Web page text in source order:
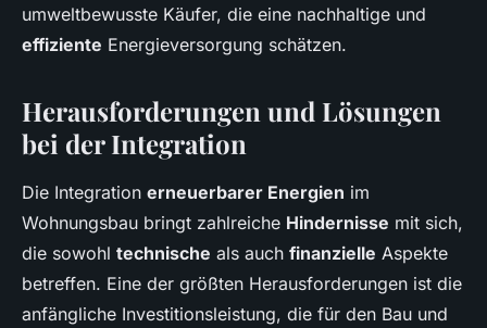
umweltbewusste Käufer, die eine nachhaltige und
effiziente Energieversorgung schätzen.
Herausforderungen und Lösungen
bei der Integration
Die Integration erneuerbarer Energien im
Wohnungsbau bringt zahlreiche Hindernisse mit sich,
die sowohl technische als auch finanzielle Aspekte
betreffen. Eine der größten Herausforderungen ist die
anfängliche Investitionsleistung, die für den Bau und